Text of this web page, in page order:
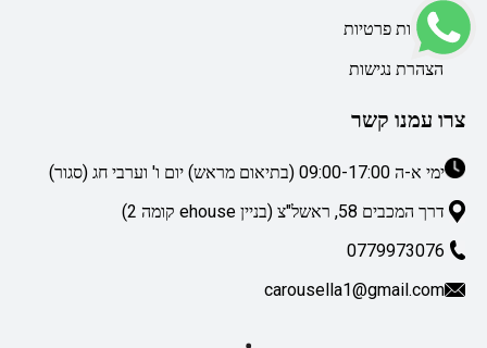
מדיניות פרטיות
הצהרת נגישות
צרו עמנו קשר
ימי א-ה 09:00-17:00 (בתיאום מראש) יום ו' וערבי חג (סגור)
דרך המכבים 58, ראשל"צ (בניין ehouse קומה 2)
0779973076
carousella1@gmail.com